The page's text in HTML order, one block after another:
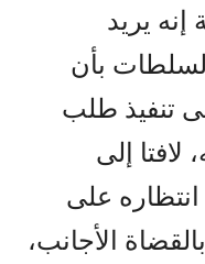
يريد
بأن
تنفيذ طلب
لافتا إلى
على
الأجانب،